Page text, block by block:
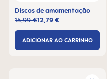
Discos de amamentação
12,79 €
15,99 €
ADICIONAR AO CARRINHO